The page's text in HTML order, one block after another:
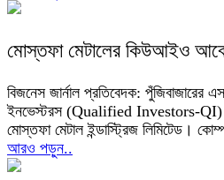
মোস্তফা মেটালের কিউআইও
বিজনেস জার্নাল প্রতিবেদক: পুঁজিবাজারের
ইনভেস্টরস (Qualified Investors-QI)
মোস্তফা মেটাল ইন্ডাস্ট্রিজ লিমিটেড।
আরও পড়ুন..